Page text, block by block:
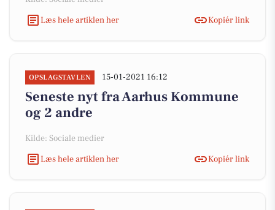
Læs hele artiklen her
Kopiér link
OPSLAGSTAVLEN 15-01-2021 16:12
Seneste nyt fra Aarhus Kommune
og 2 andre
Kilde: Sociale medier
Læs hele artiklen her
Kopiér link